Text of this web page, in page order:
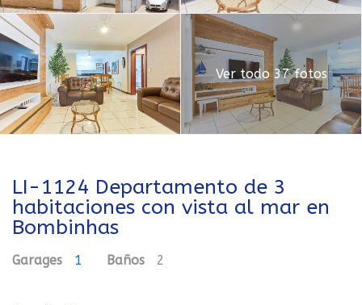
Ver todo 37 fotos
LI-1124 Departamento de 3
habitaciones con vista al mar en
Bombinhas
Garages 1 Baños 2